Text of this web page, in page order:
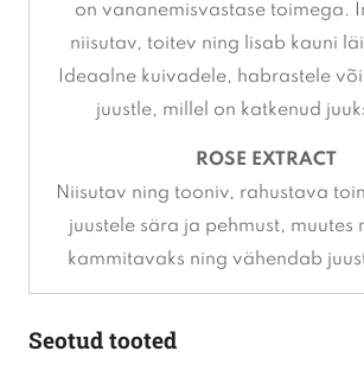
on vananemisvastase toimega.
niisutav, toitev ning lisab kauni
Ideaalne kuivadele, habrastele
juustle, millel on katkenud
ROSE EXTRACT
Niisutav ning tooniv, rahustava
juustele sära ja pehmust, muutes
kammitavaks ning vähendab
Seotud tooted